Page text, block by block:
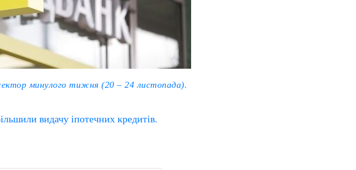
минулого тижня (20 – 24 листопада).
видачу іпотечних кредитів.